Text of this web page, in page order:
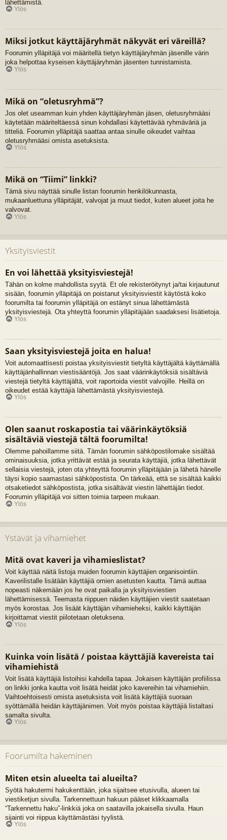
lähettämistä.
Ylös
Miksi jotkut käyttäjäryhmät näkyvät eri väreillä?
Foorumin ylläpitäjä voi määritellä tietyn käyttäjäryhmän jäsenille värin
joka helpottaa kyseisen käyttäjäryhmän jäsenten tunnistamista.
Ylös
Mikä on “oletusryhmä”?
Jos olet useamman kuin yhden käyttäjäryhmän jäsen, oletusryhmääsi
käytetään määriteltäessä sinun kohdallasi käytettävää ryhmäväriä ja
titteliä. Foorumin ylläpitäjä saattaa antaa sinulle oikeudet vaihtaa
oletusryhmääsi omista asetuksista.
Ylös
Mikä on “Tiimi” linkki?
Tämä sivu näyttää sinulle listan foorumin henkilökunnasta,
mukaanluettuna ylläpitäjät, valvojat ja muut tiedot, kuten alueet joita he
valvovat.
Ylös
Yksityisviestit
En voi lähettää yksityisviestejä!
Tähän on kolme mahdollista syytä. Et ole rekisteröitynyt ja/tai kirjautunut
sisään, foorumin ylläpitäjä on poistanut yksityisviestit käytöstä koko
foorumilta tai foorumin ylläpitäjä on estänyt sinua lähettämästä
yksityisviestejä. Ota yhteyttä foorumin ylläpitäjään saadaksesi lisätietoja.
Ylös
Saan yksityisviestejä joita en halua!
Voit automaattisesti poistaa yksityisviestit tietyltä käyttäjältä käyttämällä
käyttäjänhallinnan viestisääntöjä. Jos saat väärinkäytöksiä sisältäviä
viestejä tietyltä käyttäjältä, voit raportoida viestit valvojille. Heillä on
oikeudet estää käyttäjiä lähettämästä yksityisviestejä.
Ylös
Olen saanut roskapostia tai väärinkäytöksiä
sisältäviä viestejä tältä foorumilta!
Olemme pahoillamme siitä. Tämän foorumin sähköpostilomake sisältää
ominaisuuksia, jotka yrittävät estää ja seurata käyttäjiä, jotka lähettävät
sellaisia viestejä, joten ota yhteyttä foorumin ylläpitäjään ja lähetä hänelle
täysi kopio saamastasi sähköpostista. On tärkeää, että se sisältää kaikki
otsaketiedot sähköpostista, jotka sisältävät viestin lähettäjän tiedot.
Foorumin ylläpitäjä voi sitten toimia tarpeen mukaan.
Ylös
Ystävät ja vihamiehet
Mitä ovat kaveri ja vihamieslistat?
Voit käyttää näitä listoja muiden foorumin käyttäjien organisointiin.
Kaverilistalle lisätään käyttäjiä omien asetusten kautta. Tämä auttaa
nopeasti näkemään jos he ovat paikalla ja yksityisviestien
lähettämisessä. Teemasta riippuen näiden käyttäjien viestit saatetaan
myös korostaa. Jos lisäät käyttäjän vihamieheksi, kaikki käyttäjän
kirjoittamat viestit piilotetaan oletuksena.
Ylös
Kuinka voin lisätä / poistaa käyttäjiä kavereista tai
vihamiehistä
Voit lisätä käyttäjiä listoihisi kahdella tapaa. Jokaisen käyttäjän profiilissa
on linkki jonka kautta voit lisätä heidät joko kavereihin tai vihamiehiin.
Vaihtoehtoisesti omista asetuksista voit lisätä käyttäjiä suoraan
syöttämällä heidän käyttäjänimen. Voit myös poistaa käyttäjiä listaltasi
samalta sivulta.
Ylös
Foorumilta hakeminen
Miten etsin alueelta tai alueilta?
Syötä hakutermi hakukenttään, joka sijaitsee etusivulla, alueen tai
viestiketjun sivulla. Tarkennettuun hakuun pääset klikkaamalla
“Tarkennettu haku”-linkkiä joka on saatavilla jokaisella sivulla. Haun
sijainti voi riippua käyttämästäsi tyylistä.
Ylös